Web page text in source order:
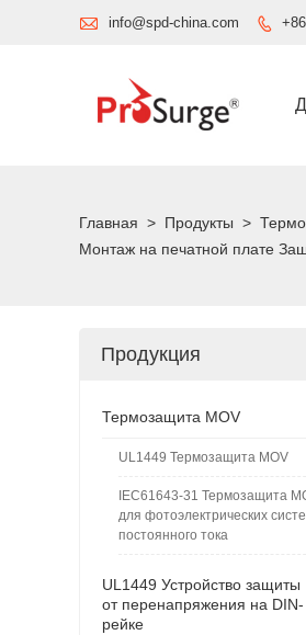
 info@spd-china.com 
Главная > Продукты >
Монтаж на печатной плате
Продукция
Термозащита MOV
UL1449 Термозащита MOV
IEC61643-31 Термозащита
для фотоэлектрических
постоянного тока
UL1449 Устройство защиты
от перенапряжения на DIN-
рейке